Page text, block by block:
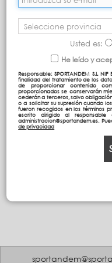
Usted es:
He leído y
Responsable: SPORTANDEM S.L
finalidad del tratamiento de los
de proporcionar contenido
proporcionados se conservarán
cederán a terceros, salvo
o a solicitar su supresión cuando
fueron recogidos en los términos
escrito dirigido al
administracion@sportandem.es.
de privacidad